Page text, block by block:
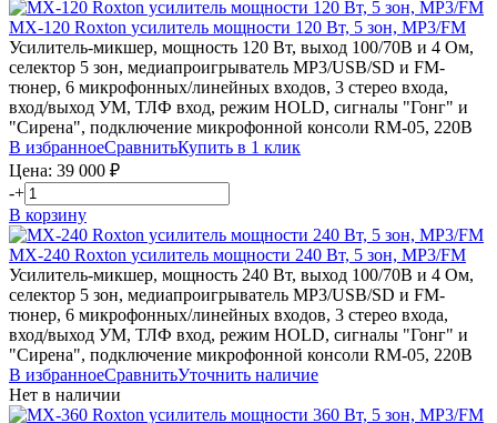
MX-120 Roxton усилитель мощности 120 Вт, 5 зон, MP3/FM
Усилитель-микшер, мощность 120 Вт, выход 100/70В и 4 Ом,
селектор 5 зон, медиапроигрыватель MP3/USB/SD и FM-
тюнер, 6 микрофонных/линейных входов, 3 стерео входа,
вход/выход УМ, ТЛФ вход, режим HOLD, сигналы "Гонг" и
"Сирена", подключение микрофонной консоли RM-05, 220В
В избранноеСравнитьКупить в 1 клик
Цена: 39 000 ₽
-+
В корзину
MX-240 Roxton усилитель мощности 240 Вт, 5 зон, MP3/FM
Усилитель-микшер, мощность 240 Вт, выход 100/70В и 4 Ом,
селектор 5 зон, медиапроигрыватель MP3/USB/SD и FM-
тюнер, 6 микрофонных/линейных входов, 3 стерео входа,
вход/выход УМ, ТЛФ вход, режим HOLD, сигналы "Гонг" и
"Сирена", подключение микрофонной консоли RM-05, 220В
В избранноеСравнитьУточнить наличие
Нет в наличии